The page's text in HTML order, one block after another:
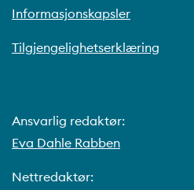
Informasjonskapsler
Tilgjengelighetserklæring
Ansvarlig redaktør:
Eva Dahle Rabben
Nettredaktør: